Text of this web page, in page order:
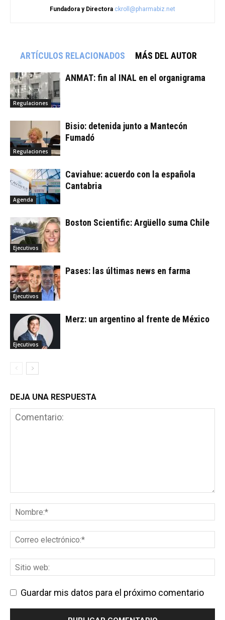
Fundadora y Directora ckroll@pharmabiz.net
ARTÍCULOS RELACIONADOS MÁS DEL AUTOR
Regulaciones
ANMAT: fin al INAL en el organigrama
Regulaciones
Bisio: detenida junto a Mantecón
Fumadó
Agenda
Caviahue: acuerdo con la española
Cantabria
Ejecutivos
Boston Scientific: Argüello suma Chile
Ejecutivos
Pases: las últimas news en farma
Ejecutivos
Merz: un argentino al frente de México
DEJA UNA RESPUESTA
Guardar mis datos para el próximo comentario